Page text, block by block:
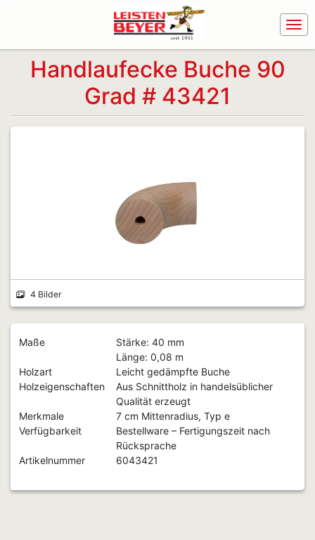
Handlaufecke Buche 90
Grad # 43421
4 Bilder
Maße
Stärke: 40 mm
Länge: 0,08 m
Holzart
Leicht gedämpfte Buche
Holzeigenschaften
Aus Schnittholz in handelsüblicher
Qualität erzeugt
Merkmale
7 cm Mittenradius, Typ e
Verfügbarkeit
Bestellware – Fertigungszeit nach
Rücksprache
Artikelnummer
6043421